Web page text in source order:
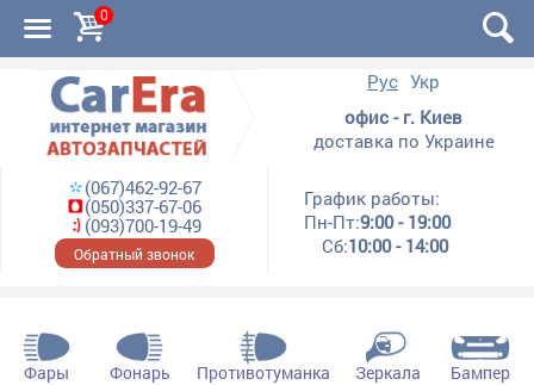
0
Рус Укр
офис - г. Киев
доставка по Украине
(067)462-92-67
(050)337-67-06
(093)700-19-49
Обратный звонок
График работы:
Пн-Пт:9:00 - 19:00
Сб:10:00 - 14:00
Фары Фонарь Противотуманка Зеркала Бампер